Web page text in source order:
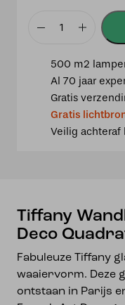
Tiffany
French
Deco
Quadrat
aantal
500 m2
Al 70 jaar
Gratis
Gratis
Veilig achteraf
Tiffany
Deco
Fabuleuze Tiffany
waaiervorm. Deze
ontstaan in Parijs